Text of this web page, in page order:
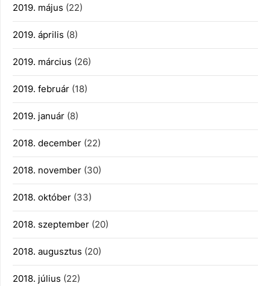
2019. május (22)
2019. április (8)
2019. március (26)
2019. február (18)
2019. január (8)
2018. december (22)
2018. november (30)
2018. október (33)
2018. szeptember (20)
2018. augusztus (20)
2018. július (22)